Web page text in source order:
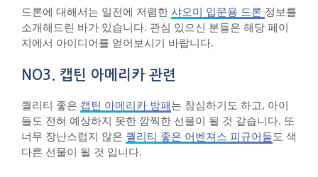
드론에 대해서는 일전에 저렴한 샤오미 입문용 드론 정보를
소개해드린 바가 있습니다. 관심 있으신 분들은 해당 페이
지에서 아이디어를 얻어보시기 바랍니다.
NO3. 캡틴 아메리카 관련
퀄리티 좋은 캡틴 아메리카 방패 는 참심하기도 하고, 아이
들도 전혀 예상하지 못한 깜찍한 선물이 될 것 같습니다. 또
너무 장난스럽지 않은 퀄리티 좋은 어벤져스 피규어들도 색
다른 선물이 될 것 입니다.